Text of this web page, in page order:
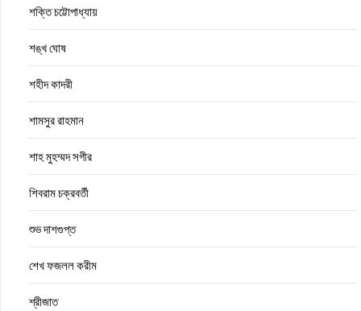
শক্তি চট্টোপাধ্যায়
শঙ্খ ঘোষ
শহীদ কাদরী
শামসুর রাহমান
শাহ মুহম্মদ সগীর
শিবরাম চক্রবর্তী
শুভ দাশগুপ্ত
শেখ ফজলল করীম
শ্রীজাত